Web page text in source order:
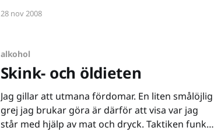
ischokladen som jag misstänker smakar exakt
28 nov 2008
alkohol
Skink- och öldieten
Jag gillar att utmana fördomar. En liten smålöjlig
grej jag brukar göra är därför att visa var jag
står med hjälp av mat och dryck. Taktiken funkar